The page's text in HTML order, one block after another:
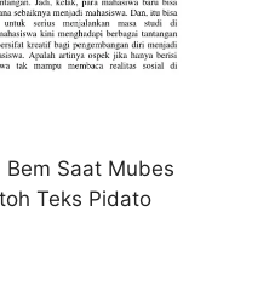
Saat Mubes
Teks Pidato